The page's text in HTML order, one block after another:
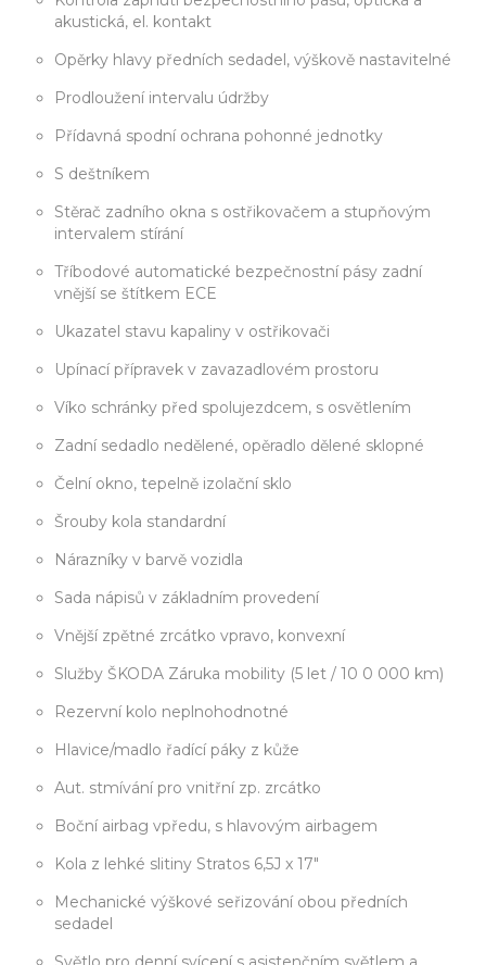
akustická, el. kontakt
Opěrky hlavy předních sedadel, výškově nastavitelné
Prodloužení intervalu údržby
Přídavná spodní ochrana pohonné jednotky
S deštníkem
Stěrač zadního okna s ostřikovačem a stupňovým
intervalem stírání
Tříbodové automatické bezpečnostní pásy zadní
vnější se štítkem ECE
Ukazatel stavu kapaliny v ostřikovači
Upínací přípravek v zavazadlovém prostoru
Víko schránky před spolujezdcem, s osvětlením
Zadní sedadlo nedělené, opěradlo dělené sklopné
Čelní okno, tepelně izolační sklo
Šrouby kola standardní
Nárazníky v barvě vozidla
Sada nápisů v základním provedení
Vnější zpětné zrcátko vpravo, konvexní
Služby ŠKODA Záruka mobility (5 let / 10 0 000 km)
Rezervní kolo neplnohodnotné
Hlavice/madlo řadící páky z kůže
Aut. stmívání pro vnitřní zp. zrcátko
Boční airbag vpředu, s hlavovým airbagem
Kola z lehké slitiny Stratos 6,5J x 17"
Mechanické výškové seřizování obou předních
sedadel